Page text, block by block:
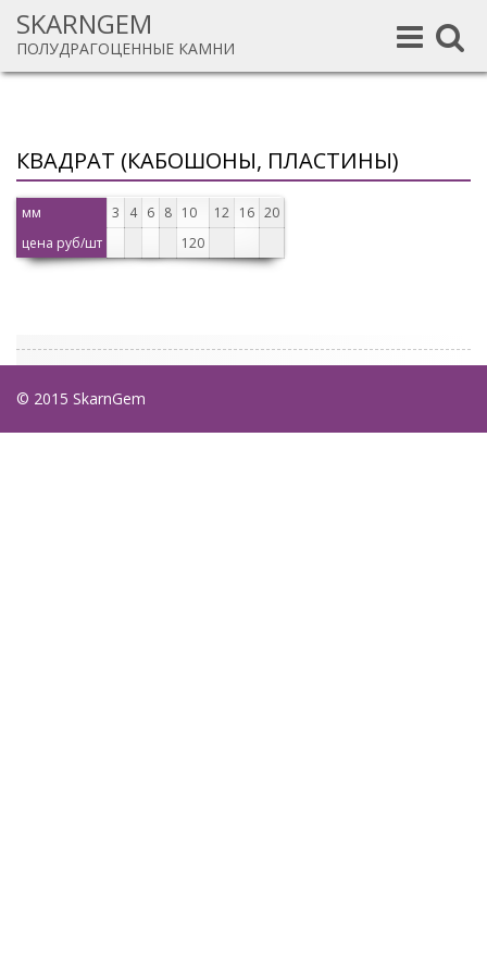
SKARNGEM
ПОЛУДРАГОЦЕННЫЕ КАМНИ
Toggle
Toggle
navigation
КВАДРАТ (КАБОШОНЫ, ПЛАСТИНЫ)
мм 3 4 6 8 10 12 16 20
цена руб/шт
120
© 2015 SkarnGem